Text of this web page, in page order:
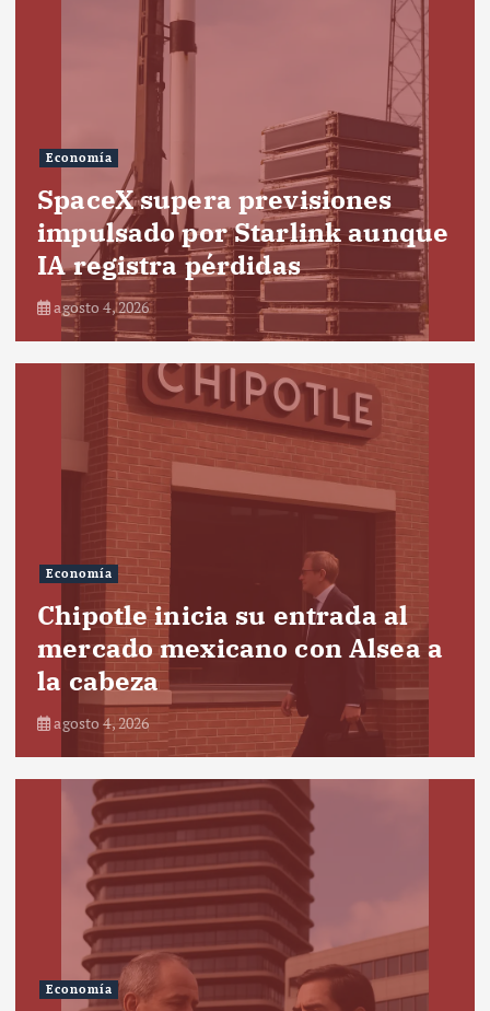
Economía
SpaceX supera previsiones
impulsado por Starlink aunque
IA registra pérdidas
agosto 4, 2026
Economía
Chipotle inicia su entrada al
mercado mexicano con Alsea a
la cabeza
agosto 4, 2026
Economía